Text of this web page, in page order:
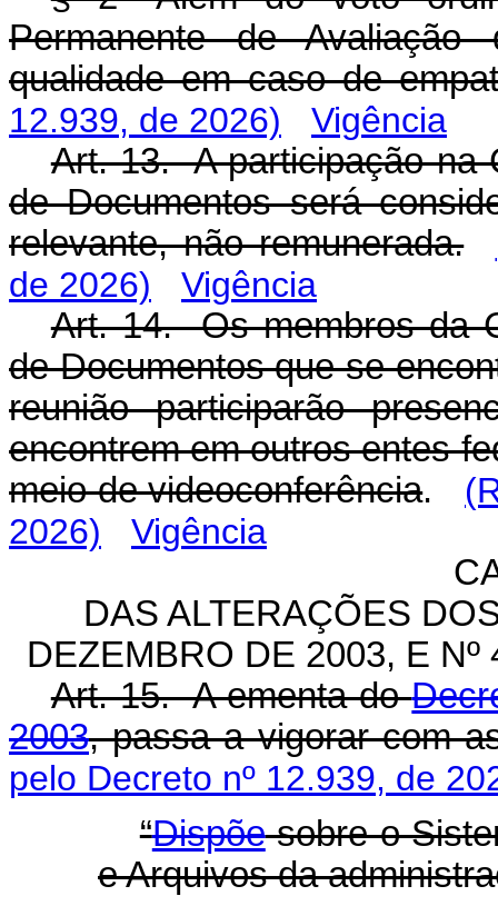
Permanente de
qualidade em caso de
12.939, de 2026)
Vigência
Art. 13. A participação na
de Documentos será
relevante, não remunerada.
de 2026)
Vigência
Art. 14. Os membros da
de Documentos que se
reunião participarão
encontrem em outros entes
meio de videoconferência.
2026)
Vigência
DAS ALTERAÇÕES
DEZEMBRO DE 2003, E
Art. 15. A ementa do
2003, passa a vigorar com
pelo Decreto nº 12.939, de
“Dispõesobre o
e Arquivos da